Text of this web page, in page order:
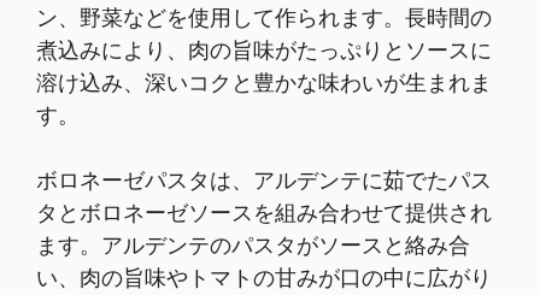
ン、野菜などを使用して作られます。長時間の
煮込みにより、肉の旨味がたっぷりとソースに
溶け込み、深いコクと豊かな味わいが生まれま
す。
ボロネーゼパスタは、アルデンテに茹でたパス
タとボロネーゼソースを組み合わせて提供され
ます。アルデンテのパスタがソースと絡み合
い、肉の旨味やトマトの甘みが口の中に広がり